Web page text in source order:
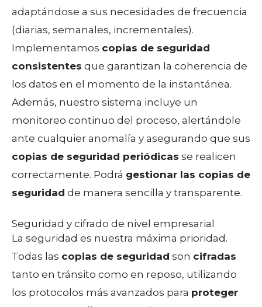
adaptándose a sus necesidades de frecuencia
(diarias, semanales, incrementales).
Implementamos copias de seguridad
consistentes que garantizan la coherencia de
los datos en el momento de la instantánea.
Además, nuestro sistema incluye un
monitoreo continuo del proceso, alertándole
ante cualquier anomalía y asegurando que sus
copias de seguridad periódicas se realicen
correctamente. Podrá gestionar las copias de
seguridad de manera sencilla y transparente.
Seguridad y cifrado de nivel empresarial
La seguridad es nuestra máxima prioridad.
Todas las copias de seguridad son cifradas
tanto en tránsito como en reposo, utilizando
los protocolos más avanzados para proteger